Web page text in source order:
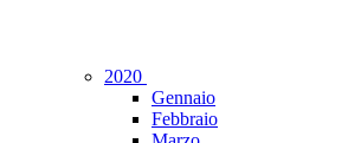
2020
Gennaio
Febbraio